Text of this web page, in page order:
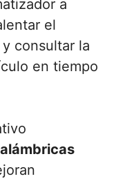
a
el
consultar la
en tiempo